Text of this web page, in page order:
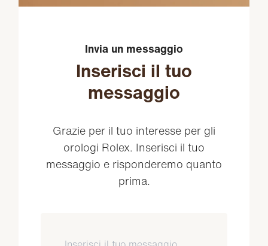
Invia un messaggio
Inserisci il tuo
messaggio
Grazie per il tuo interesse per gli
orologi Rolex. Inserisci il tuo
messaggio e risponderemo quanto
prima.